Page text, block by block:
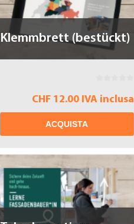
Klemmbrett (bestückt)
CHF 12.00 IVA inclusa
ACQUISTA